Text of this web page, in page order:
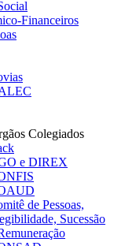
Financeiros
Colegiados
e DIREX
de Pessoas,
Sucessão